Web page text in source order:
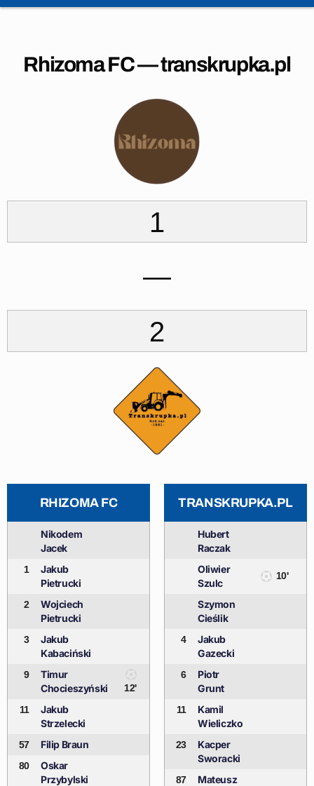
Rhizoma FC — transkrupka.pl
1
—
2
RHIZOMA FC
Nikodem
Jacek
1
Jakub
Pietrucki
2
Wojciech
Pietrucki
3
Jakub
Kabaciński
9
Timur
Chocieszyński
12'
11
Jakub
Strzelecki
57 Filip Braun
80
Oskar
Przybylski
TRANSKRUPKA.PL
Hubert
Raczak
Oliwier
Szulc
10'
Szymon
Cieślik
4
Jakub
Gazecki
6
Piotr
Grunt
11
Kamil
Wieliczko
23
Kacper
Sworacki
87
Mateusz